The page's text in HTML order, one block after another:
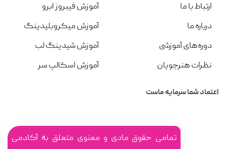
ارتباط با ما
درباره ما
دوره‌های آموزشی
نظرات هنرجویان
آموزش فیبروز ابرو
آموزش میکروبلیدینگ
آموزش شیدینگ لب
آموزش اسکالپ سر
اعتماد شما سرمایه ماست
تمامی حقوق مادی و معنوی متعلق به آکادمی